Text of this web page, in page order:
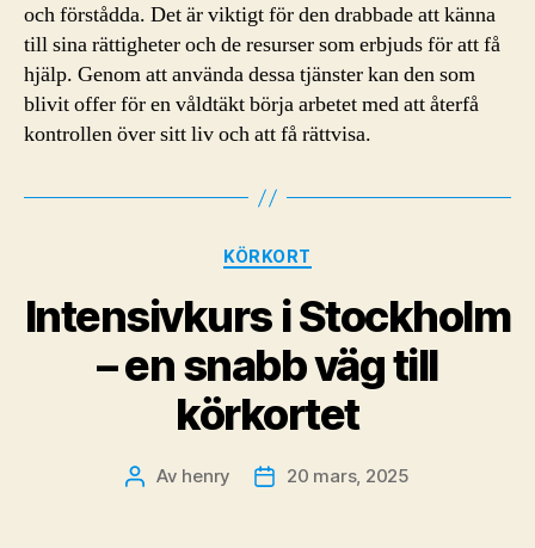
och förstådda. Det är viktigt för den drabbade att känna
till sina rättigheter och de resurser som erbjuds för att få
hjälp. Genom att använda dessa tjänster kan den som
blivit offer för en våldtäkt börja arbetet med att återfå
kontrollen över sitt liv och att få rättvisa.
Kategorier
KÖRKORT
Intensivkurs i Stockholm
– en snabb väg till
körkortet
Inläggsförfattare
Av henry Inläggsdatum
20 mars, 2025